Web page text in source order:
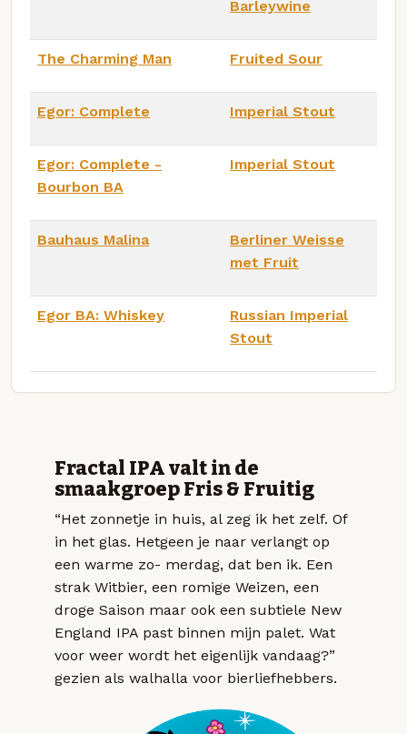
Barleywine
The Charming Man Fruited Sour
Egor: Complete Imperial Stout
Egor: Complete -
Bourbon BA
Imperial Stout
Bauhaus Malina
Berliner Weisse
met Fruit
Egor BA: Whiskey
Russian Imperial
Stout
Fractal IPA valt in de
smaakgroep Fris & Fruitig
“Het zonnetje in huis, al zeg ik het zelf. Of
in het glas. Hetgeen je naar verlangt op
een warme zo- merdag, dat ben ik. Een
strak Witbier, een romige Weizen, een
droge Saison maar ook een subtiele New
England IPA past binnen mijn palet. Wat
voor weer wordt het eigenlijk vandaag?”
gezien als walhalla voor bierliefhebbers.